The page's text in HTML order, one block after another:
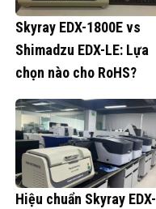
Skyray EDX-1800E vs
Shimadzu EDX-LE: Lựa
chọn nào cho RoHS?
Hiệu chuẩn Skyray EDX-